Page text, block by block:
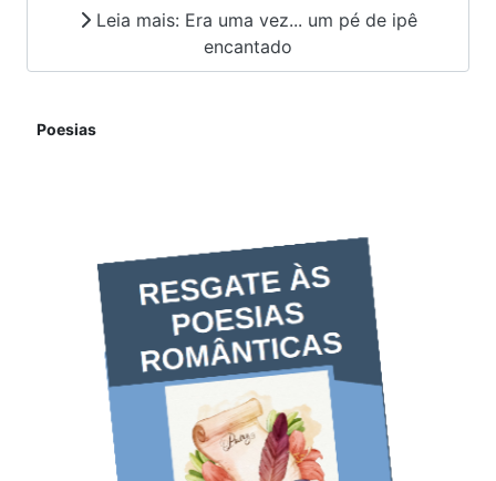
Leia mais: Era uma vez... um pé de ipê
encantado
Poesias